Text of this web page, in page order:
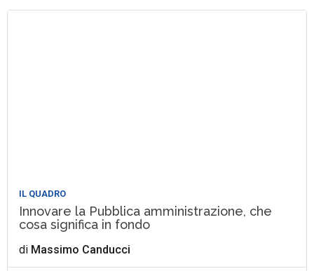
IL QUADRO
Innovare la Pubblica amministrazione, che
cosa significa in fondo
di Massimo Canducci